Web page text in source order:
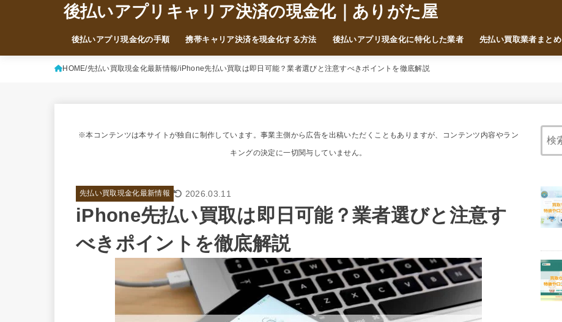
後払いアプリキャリア決済の現金化｜ありがた屋
後払いアプリ現金化の手順 携帯キャリア決済を現金化する方法 後払いアプリ現金化に特化した業者 先払い買取業者まとめ
HOME 先払い買取現金化最新情報 iPhone先払い買取は即日可能？業者選びと注意すべきポイントを徹底解説
※本コンテンツは本サイトが独自に制作しています。事業主側から広告を出稿いただくこともありますが、コンテンツ内容やラン
キングの決定に一切関与していません。
先払い買取現金化最新情報 2026.03.11
iPhone先払い買取は即日可能？業者選びと注意す
べきポイントを徹底解説